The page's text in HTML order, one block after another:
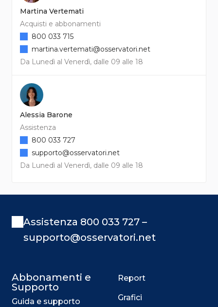
Martina Vertemati
Acquisti e abbonamenti
Da Lunedì al Venerdì, dalle 09 alle 18
800 033 715
martina.vertemati@osservatori.net
Alessia Barone
Assistenza
Da Lunedì al Venerdì, dalle 09 alle 18
800 033 727
supporto@osservatori.net
Assistenza 800 033 727 –
supporto@osservatori.net
Abbonamenti e
Supporto
Guida e supporto
Report
Grafici